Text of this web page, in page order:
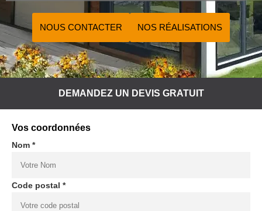
NOUS CONTACTER NOS RÉALISATIONS
DEMANDEZ UN DEVIS GRATUIT
Vos coordonnées
Nom *
Code postal *